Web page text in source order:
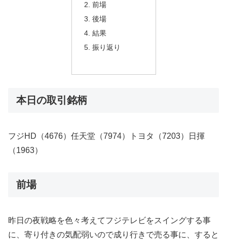
前場
後場
結果
振り返り
本日の取引銘柄
フジHD（4676）任天堂（7974）トヨタ（7203）日揮
（1963）
前場
昨日の夜戦略を色々考えてフジテレビをスイングする事
に、寄り付きの気配弱いので成り行きで売る事に、すると